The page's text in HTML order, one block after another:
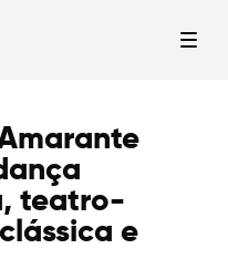
teatro-
e